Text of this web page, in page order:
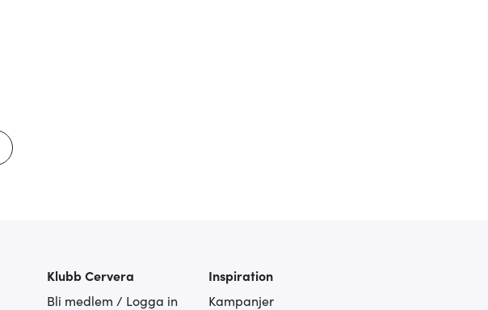
Klubb Cervera
Bli medlem / Logga in
Inspiration
Kampanjer